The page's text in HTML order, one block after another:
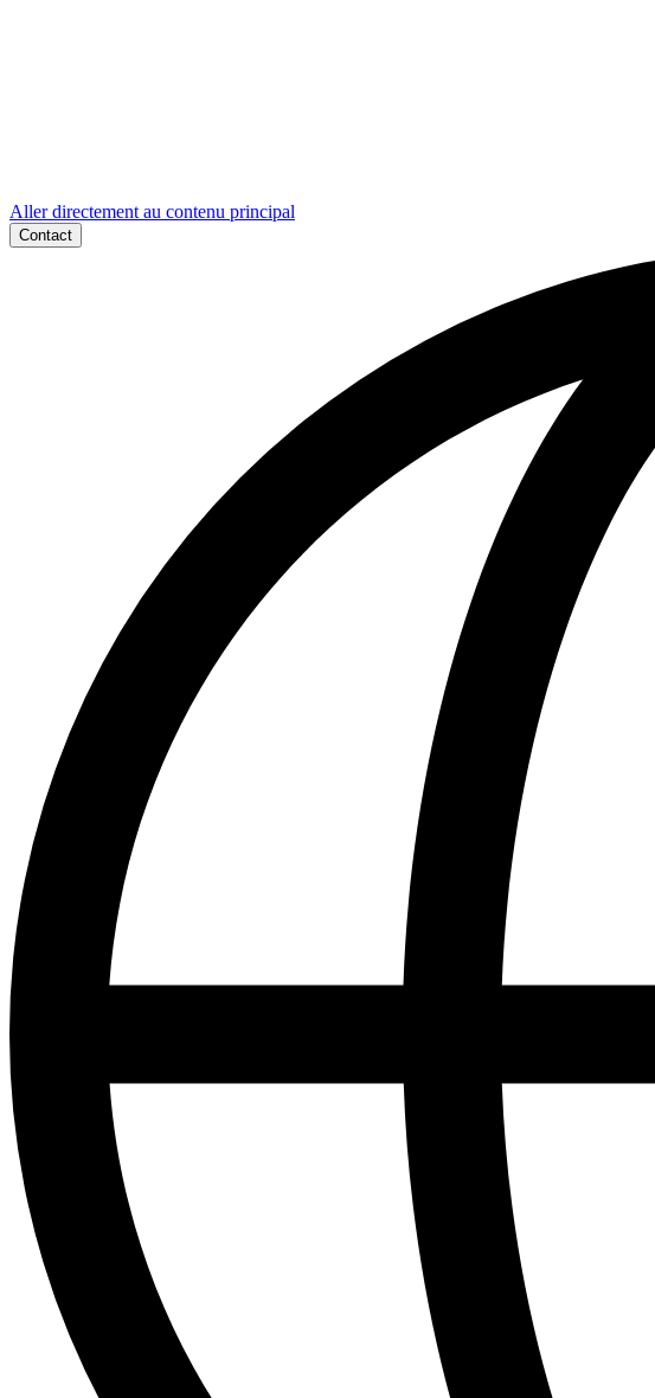
Aller directement au contenu principal
Contact